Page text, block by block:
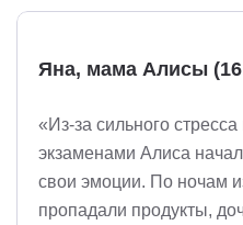
Яна, мама Алисы (16
«Из-за сильного
экзаменами Алиса
свои эмоции. По ночам
пропадали продукты,